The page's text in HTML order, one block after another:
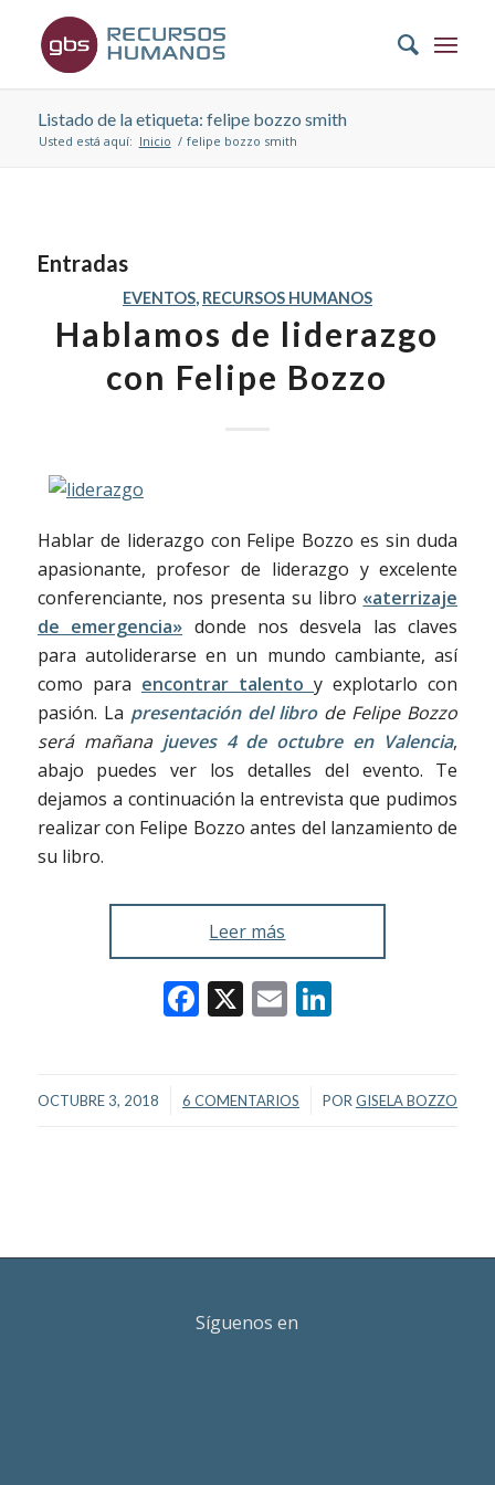
Listado de la etiqueta: felipe bozzo smith
Usted está aquí: Inicio / felipe bozzo smith
Entradas
EVENTOS, RECURSOS HUMANOS
Hablamos de liderazgo
con Felipe Bozzo
Hablar de liderazgo con Felipe Bozzo es sin duda
apasionante, profesor de liderazgo y excelente
conferenciante, nos presenta su libro «aterrizaje
de emergencia» donde nos desvela las claves
para autoliderarse en un mundo cambiante, así
como para encontrar talentoy explotarlo con
pasión. La presentación del librode Felipe Bozzo
será mañana jueves 4 de octubre en Valencia,
abajo puedes ver los detalles del evento. Te
dejamos a continuación la entrevista que pudimos
realizar con Felipe Bozzo antes del lanzamiento de
su libro.
Leer más
Facebook
X EmailLinkedIn
OCTUBRE 3, 2018
/ 6 COMENTARIOS
/ POR GISELA BOZZO
Síguenos en